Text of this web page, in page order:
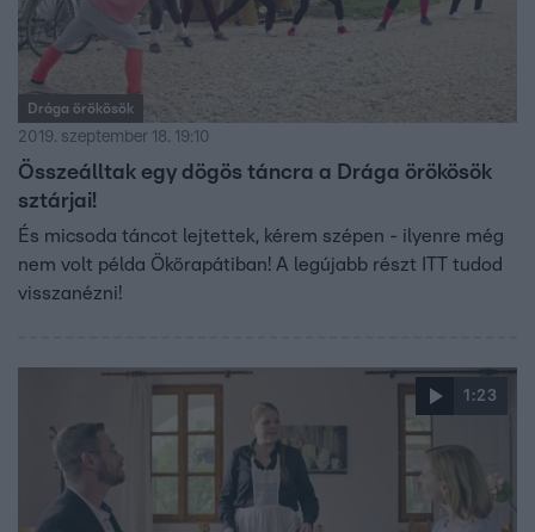
Drága örökösök
2019. szeptember 18. 19:10
Összeálltak egy dögös táncra a Drága örökösök
sztárjai!
És micsoda táncot lejtettek, kérem szépen - ilyenre még
nem volt példa Ökörapátiban! A legújabb részt ITT tudod
visszanézni!
1:23